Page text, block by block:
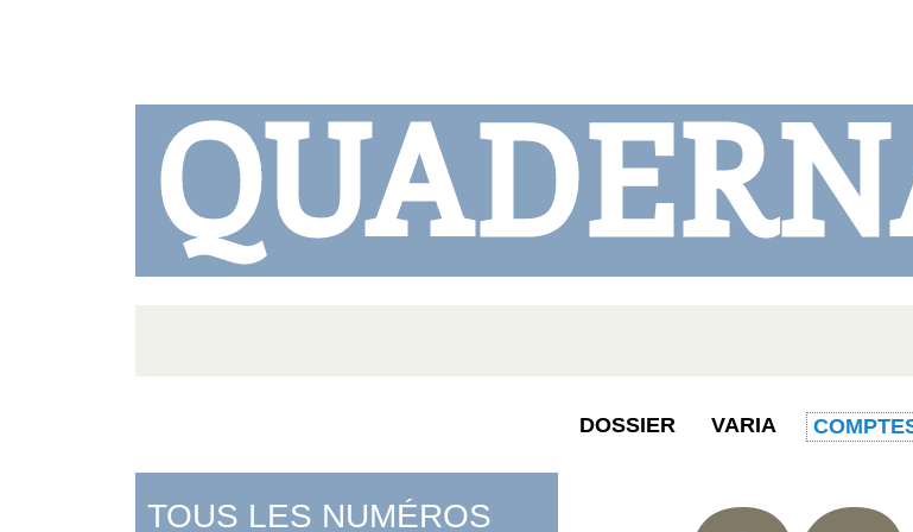
DOSSIER VARIA
TOUS LES NUMÉROS